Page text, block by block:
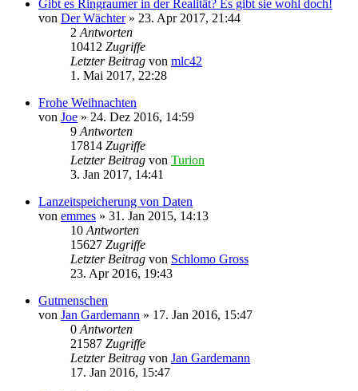
Gibt es Ringraumer in der Realität? Es gibt sie wohl doch!
von Der Wächter» 23. Apr 2017, 21:44
2 Antworten
10412 Zugriffe
Letzter Beitrag von mlc42
1. Mai 2017, 22:28
Frohe Weihnachten
von Joe » 24. Dez 2016, 14:59
9 Antworten
17814 Zugriffe
Letzter Beitrag von Turion
3. Jan 2017, 14:41
Lanzeitspeicherung von Daten
von emmes » 31. Jan 2015, 14:13
10 Antworten
15627 Zugriffe
Letzter Beitrag von Schlomo Gross
23. Apr 2016, 19:43
Gutmenschen
von Jan Gardemann » 17. Jan 2016, 15:47
0 Antworten
21587 Zugriffe
Letzter Beitrag von Jan Gardemann
17. Jan 2016, 15:47